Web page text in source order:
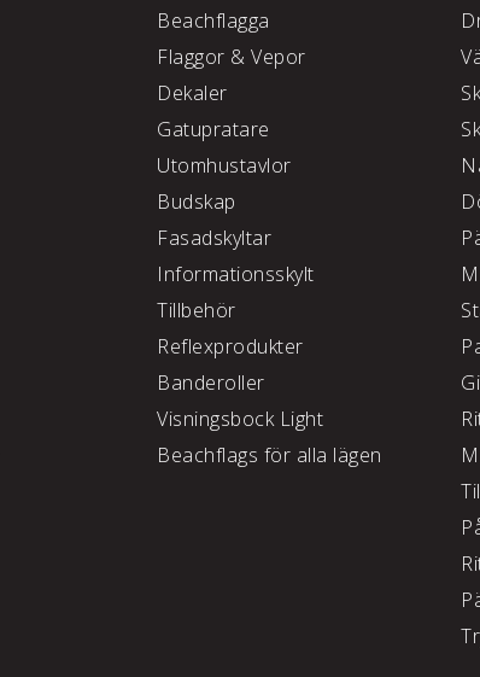
Beachflagga
Flaggor & Vepor
Dekaler
Gatupratare
Utomhustavlor
Budskap
Fasadskyltar
Informationsskylt
Tillbehör
Reflexprodukter
Banderoller
Visningsbock Light
Beachflags för alla lägen